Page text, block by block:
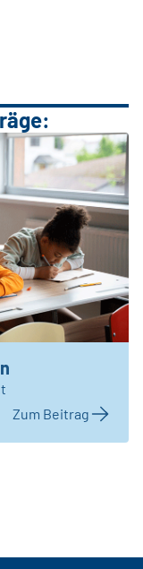
Zum Beitrag